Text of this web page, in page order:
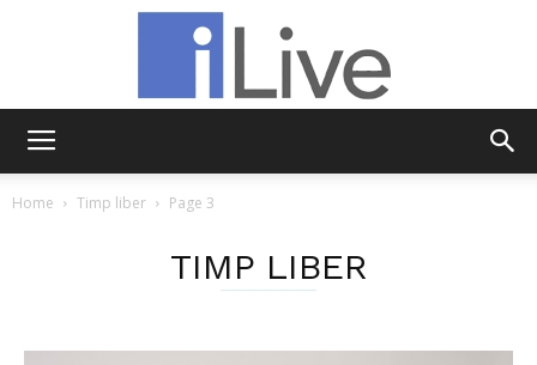
Home Timp liber Page 3
TIMP LIBER